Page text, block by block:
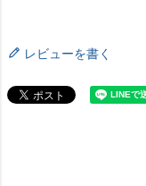
レビューを書く